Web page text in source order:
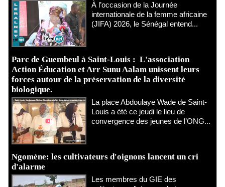
À l’occasion de la Journée
internationale de la femme africaine
(JIFA) 2026, le Sénégal entend...
Parc de Guembeul à Saint-Louis : L'association
Action Éducation et Arr Sunu Aalam unissent leurs
forces autour de la préservation de la diversité
biologique.
​La place Abdoulaye Wade de Saint-
Louis a été ce jeudi le lieu de
convergence des jeunes de l’ONG...
Ngomène: les cultivateurs d'oignons lancent un cri
d'alarme
Les membres du GIE des